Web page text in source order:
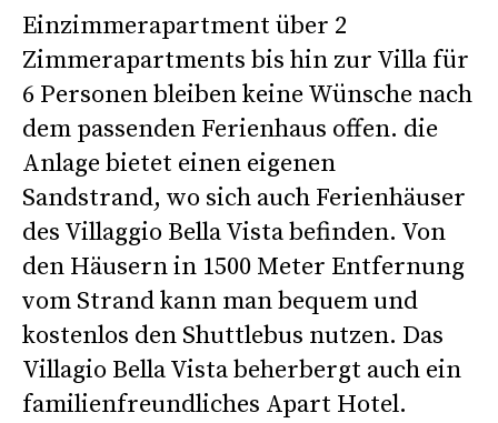
Einzimmerapartment über 2
Zimmerapartments bis hin zur Villa für
6 Personen bleiben keine Wünsche nach
dem passenden Ferienhaus offen. die
Anlage bietet einen eigenen
Sandstrand, wo sich auch Ferienhäuser
des Villaggio Bella Vista befinden. Von
den Häusern in 1500 Meter Entfernung
vom Strand kann man bequem und
kostenlos den Shuttlebus nutzen. Das
Villagio Bella Vista beherbergt auch ein
familienfreundliches Apart Hotel.